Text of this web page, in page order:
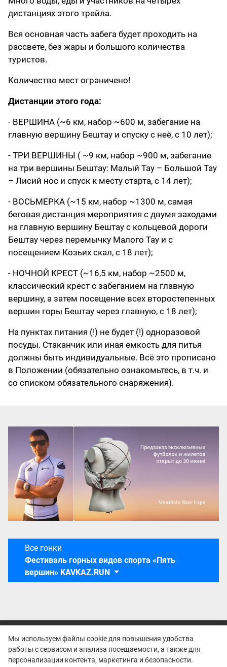
дистанциях этого трейла.
Вся основная часть забега будет проходить на
рассвете, без жары и большого количества
туристов.
Количество мест ограничено!
Дистанции этого года:
- ВЕРШИНА (~6 км, набор ~600 м, забегание на
главную вершину Бештау и спуску с неё, с 10 лет);
- ТРИ ВЕРШИНЫ ( ~9 км, набор ~900 м, забегание
на три вершины Бештау: Малый Тау – Большой Тау
– Лисий нос и спуск к месту старта, с 14 лет);
- ВОСЬМЕРКА (~15 км, набор ~1300 м, самая
беговая дистанция мероприятия с двумя заходами
на главную вершину Бештау с кольцевой дороги
Бештау через перемычку Малого Тау и с
посещением Козьих скал, с 18 лет);
- НОЧНОЙ КРЕСТ (~16,5 км, набор ~2500 м,
классический крест с забеганием на главную
вершину, а затем посещение всех второстепенных
вершин горы Бештау через главную, с 18 лет);
На пунктах питания (!) не будет (!) одноразовой
посуды. Стаканчик или иная емкость для питья
должны быть индивидуальные. Всё это прописано
в Положении (обязательно ознакомьтесь, в т.ч. и
со списком обязательного снаряжения).
Все гонки
Фестиваль горных видов спорта «Пять
вершин» KAVKAZ.RUN
Мы используем файлы cookie для повышения удобства
работы с сервисом и анализа посещаемости, а также для
персонализации контента, маркетинга и безопасности.